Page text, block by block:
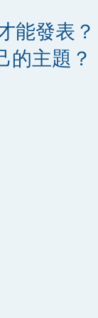
能發表？
的主題？